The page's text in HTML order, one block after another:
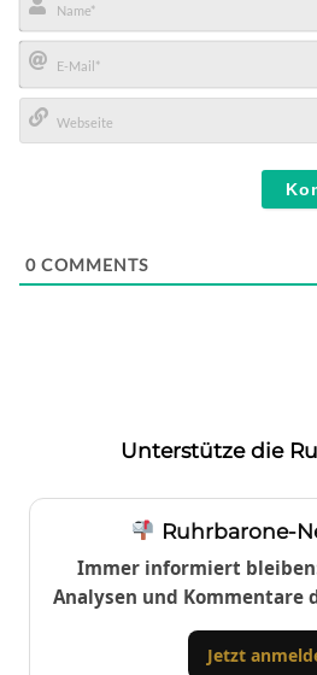
Name*
E-
Mail*
0 COMMENTS
Unterstütze die
Ruhrbarone-
Immer informiert
Analysen und Kommentare
Jetzt